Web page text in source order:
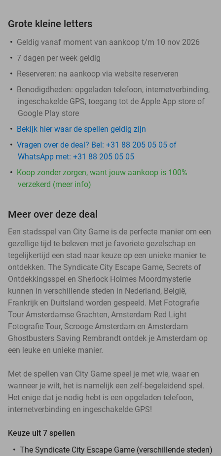
Grote kleine letters
Geldig vanaf moment van aankoop t/m 10 nov 2026
7 dagen per week geldig
Reserveren: na aankoop via website reserveren
Benodigdheden: opgeladen telefoon, internetverbinding,
ingeschakelde GPS, toegang tot de Apple App store of
Google Play store
Bekijk hier waar de spellen geldig zijn
Vragen over de deal? Bel: +31 88 205 05 05 of
WhatsApp met: +31 88 205 05 05
Koop zonder zorgen, want jouw aankoop is 100%
verzekerd (meer info)
Meer over deze deal
Een stadsspel van City Game is de perfecte manier om een
gezellige tijd te beleven met je favoriete gezelschap en
tegelijkertijd een stad naar keuze op een unieke manier te
ontdekken. The Syndicate City Escape Game, Secrets of
Ontdekkingsspel en Sherlock Holmes Moordmysterie
kunnen in verschillende steden in Nederland, België,
Frankrijk en Duitsland worden gespeeld. Met Fotografie
Tour Amsterdamse Grachten, Amsterdam Red Light
Fotografie Tour, Scrooge Amsterdam en Amsterdam
Ghostbusters Saving Rembrandt ontdek je Amsterdam op
een leuke en unieke manier.
Met de spellen van City Game speel je met wie, waar en
wanneer je wilt, het is namelijk een zelf-begeleidend spel.
Het enige dat je nodig hebt is een opgeladen telefoon,
internetverbinding en ingeschakelde GPS!
Keuze uit 7 spellen
The Syndicate City Escape Game (verschillende steden)